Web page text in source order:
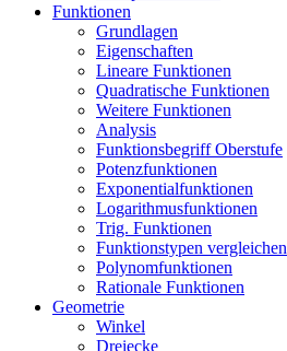
Funktionen
Grundlagen
Eigenschaften
Lineare Funktionen
Quadratische Funktionen
Weitere Funktionen
Analysis
Funktionsbegriff Oberstufe
Potenzfunktionen
Exponentialfunktionen
Logarithmusfunktionen
Trig. Funktionen
Funktionstypen vergleichen
Polynomfunktionen
Rationale Funktionen
Geometrie
Winkel
Dreiecke